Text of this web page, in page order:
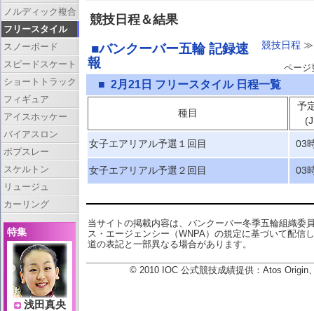
競技日程＆結果
■バンクーバー五輪 記録速
報
競技日程 ≫
ペー
■ 2月21日 フリースタイル 日程一覧
種目
予
女子エアリアル予選１回目 03
女子エアリアル予選２回目 03
当サイトの掲載内容は、バンクーバー冬季五輪組織委
ス・エージェンシー（WNPA）の規定に基づいて配信
道の表記と一部異なる場合があります。
© 2010 IOC 公式競技成績提供：Atos Origin
ノルディック複合
フリースタイル
スノーボード
スピードスケート
ショートトラック
フィギュア
アイスホッケー
バイアスロン
ボブスレー
スケルトン
リュージュ
カーリング
特集
浅田真央